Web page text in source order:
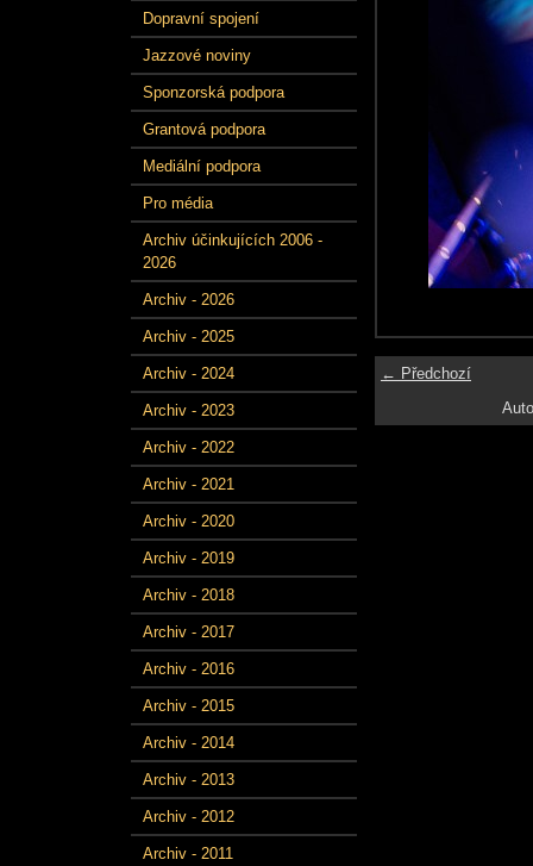
Dopravní spojení
Jazzové noviny
Sponzorská podpora
Grantová podpora
Mediální podpora
Pro média
Archiv účinkujících 2006 -
2026
Archiv - 2026
Archiv - 2025
Archiv - 2024
Archiv - 2023
Archiv - 2022
Archiv - 2021
Archiv - 2020
Archiv - 2019
Archiv - 2018
Archiv - 2017
Archiv - 2016
Archiv - 2015
Archiv - 2014
Archiv - 2013
Archiv - 2012
Archiv - 2011
← Předchozí